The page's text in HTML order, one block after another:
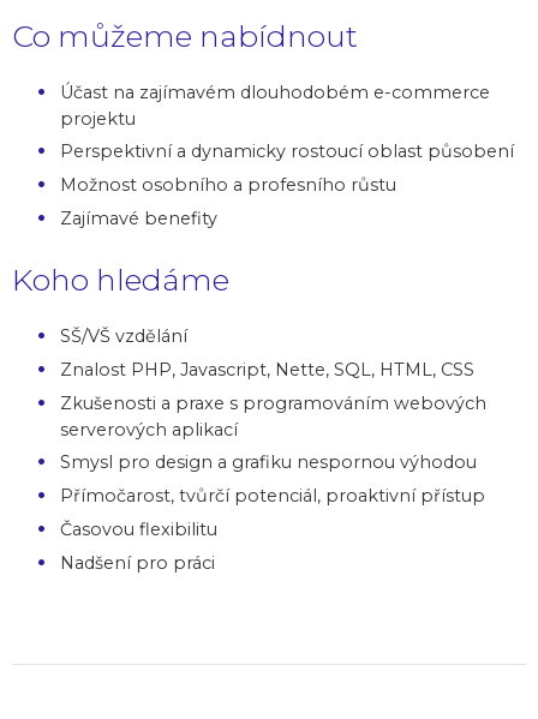
Co můžeme nabídnout
Účast na zajímavém dlouhodobém e-commerce
projektu
Perspektivní a dynamicky rostoucí oblast působení
Možnost osobního a profesního růstu
Zajímavé benefity
Koho hledáme
SŠ/VŠ vzdělání
Znalost PHP, Javascript, Nette, SQL, HTML, CSS
Zkušenosti a praxe s programováním webových
serverových aplikací
Smysl pro design a grafiku nespornou výhodou
Přímočarost, tvůrčí potenciál, proaktivní přístup
Časovou flexibilitu
Nadšení pro práci